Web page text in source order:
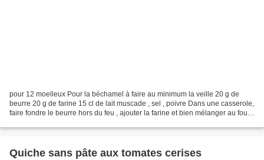
pour 12 moelleux Pour la béchamel à faire au minimum la veille 20 g de
beurre 20 g de farine 15 cl de lait muscade , sel , poivre Dans une casserole,
faire fondre le beurre hors du feu , ajouter la farine et bien mélanger au fouet
Quiche sans pâte aux tomates cerises